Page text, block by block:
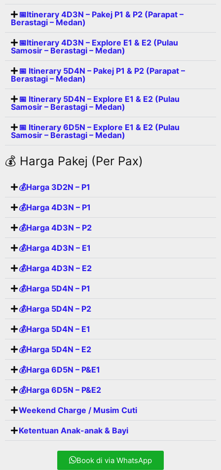
📅Itinerary 4D3N – Pakej P1 & P2 (Parapat –
Berastagi – Medan)
📅Itinerary 4D3N – Explore E1 & E2 (Pulau
Samosir – Berastagi – Medan)
📅 Itinerary 5D4N – Pakej P1 & P2 (Parapat –
Berastagi – Medan)
📅 Itinerary 5D4N – Explore E1 & E2 (Pulau
Samosir – Berastagi – Medan)
📅 Itinerary 6D5N – Explore E1 & E2 (Pulau
Samosir – Berastagi – Medan)
💰 Harga Pakej (Per Pax)
💰Harga 3D2N – P1
💰Harga 4D3N – P1
💰Harga 4D3N – P2
💰Harga 4D3N – E1
💰Harga 4D3N – E2
💰Harga 5D4N – P1
💰Harga 5D4N – P2
💰Harga 5D4N – E1
💰Harga 5D4N – E2
💰Harga 6D5N – P&E1
💰Harga 6D5N – P&E2
Weekend Charge / Musim Cuti
Ketentuan Anak-anak & Bayi
Book di via WhatsApp